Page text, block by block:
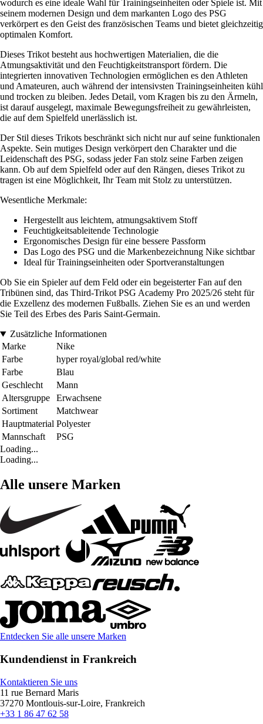
wodurch es eine ideale Wahl für Trainingseinheiten oder Spiele ist. Mit
seinem modernen Design und dem markanten Logo des PSG
verkörpert es den Geist des französischen Teams und bietet gleichzeitig
optimalen Komfort.
Dieses Trikot besteht aus hochwertigen Materialien, die die
Atmungsaktivität und den Feuchtigkeitstransport fördern. Die
integrierten innovativen Technologien ermöglichen es den Athleten
und Amateuren, auch während der intensivsten Trainingseinheiten kühl
und trocken zu bleiben. Jedes Detail, vom Kragen bis zu den Ärmeln,
ist darauf ausgelegt, maximale Bewegungsfreiheit zu gewährleisten,
die auf dem Spielfeld unerlässlich ist.
Der Stil dieses Trikots beschränkt sich nicht nur auf seine funktionalen
Aspekte. Sein mutiges Design verkörpert den Charakter und die
Leidenschaft des PSG, sodass jeder Fan stolz seine Farben zeigen
kann. Ob auf dem Spielfeld oder auf den Rängen, dieses Trikot zu
tragen ist eine Möglichkeit, Ihr Team mit Stolz zu unterstützen.
Wesentliche Merkmale:
Hergestellt aus leichtem, atmungsaktivem Stoff
Feuchtigkeitsableitende Technologie
Ergonomisches Design für eine bessere Passform
Das Logo des PSG und die Markenbezeichnung Nike sichtbar
Ideal für Trainingseinheiten oder Sportveranstaltungen
Ob Sie ein Spieler auf dem Feld oder ein begeisterter Fan auf den
Tribünen sind, das Third-Trikot PSG Academy Pro 2025/26 steht für
die Exzellenz des modernen Fußballs. Ziehen Sie es an und werden
Sie Teil des Erbes des Paris Saint-Germain.
Zusätzliche Informationen
Marke
Nike
Farbe
hyper royal/global red/white
Farbe
Blau
Geschlecht
Mann
Altersgruppe
Erwachsene
Sortiment
Matchwear
Hauptmaterial Polyester
Mannschaft
PSG
Loading...
Loading...
Alle unsere Marken
Entdecken Sie alle unsere Marken
Kundendienst in Frankreich
Kontaktieren Sie uns
11 rue Bernard Maris
37270 Montlouis-sur-Loire, Frankreich
+33 1 86 47 62 58